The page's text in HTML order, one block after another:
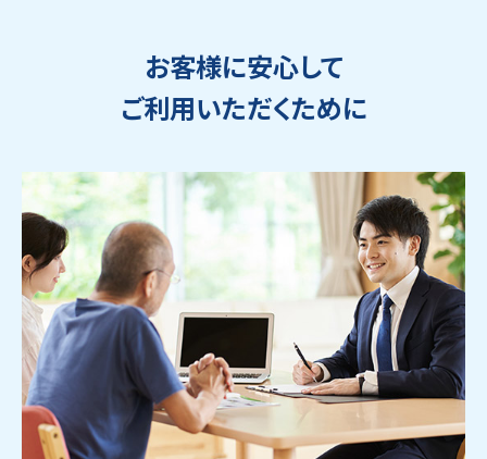
ウェブから1分
かんたん査定見積
フリーダイヤル
0120-1212-25
お客様に安心して
ご利用いただくために